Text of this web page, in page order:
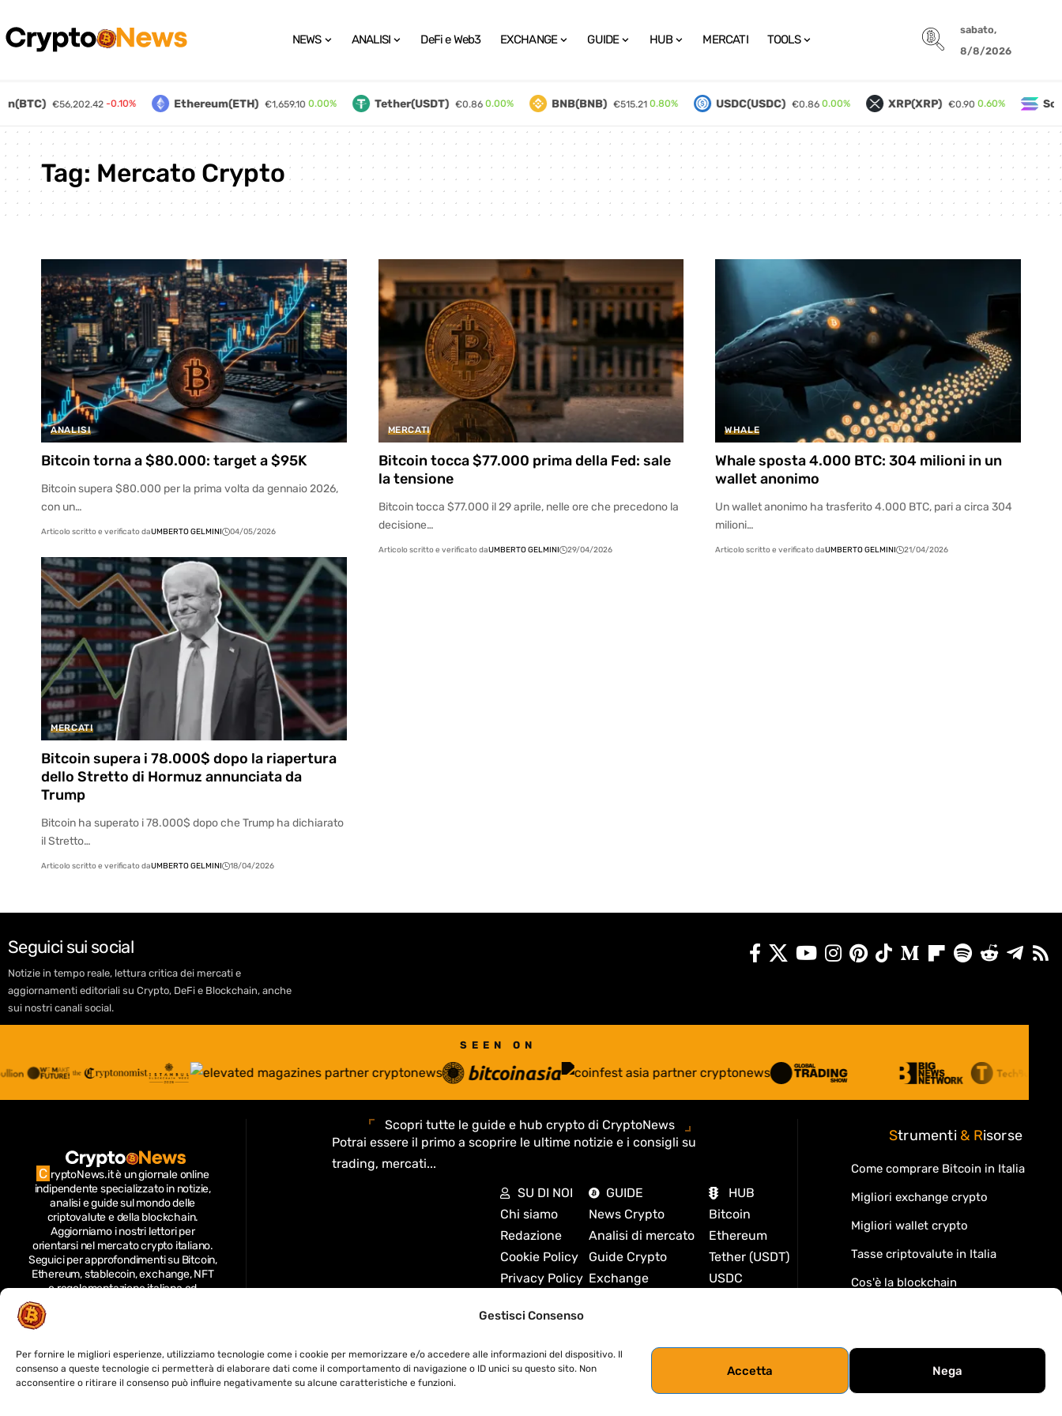
Gestisci Consenso
Per fornire le migliori esperienze, utilizziamo tecnologie come i cookie per memorizzare e/o accedere alle informazioni del dispositivo. Il
consenso a queste tecnologie ci permetterà di elaborare dati come il comportamento di navigazione o ID unici su questo sito. Non
acconsentire o ritirare il consenso può influire negativamente su alcune caratteristiche e funzioni.
Accetta Nega
NEWS ANALISI DeFi e Web3 EXCHANGE GUIDE HUB MERCATI TOOLS
sabato,
8/8/2026
€56,202.42 -0.10% Ethereum(ETH) €1,659.10 0.00% Tether(USDT) €0.86 0.00% BNB(BNB) €515.21 0.80% USDC(USDC) €0.86 0.00% XRP(XRP) €0.90 0.60%
Tag: Mercato Crypto
ANALISI
Bitcoin torna a $80.000: target a $95K
Bitcoin supera $80.000 per la prima volta da gennaio 2026,
con un…
Articolo scritto e verificato daUMBERTO GELMINI 04/05/2026
MERCATI
Bitcoin tocca $77.000 prima della Fed: sale
la tensione
Bitcoin tocca $77.000 il 29 aprile, nelle ore che precedono la
decisione…
Articolo scritto e verificato daUMBERTO GELMINI 29/04/2026
WHALE
Whale sposta 4.000 BTC: 304 milioni in un
wallet anonimo
Un wallet anonimo ha trasferito 4.000 BTC, pari a circa 304
milioni…
Articolo scritto e verificato daUMBERTO GELMINI 21/04/2026
MERCATI
Bitcoin supera i 78.000$ dopo la riapertura
dello Stretto di Hormuz annunciata da
Trump
Bitcoin ha superato i 78.000$ dopo che Trump ha dichiarato
il Stretto…
Articolo scritto e verificato daUMBERTO GELMINI 18/04/2026
Seguici sui social
Notizie in tempo reale, lettura critica dei mercati e
aggiornamenti editoriali su Crypto, DeFi e Blockchain, anche
sui nostri canali social.
SEEN ON
C ryptoNews.it è un giornale online
indipendente specializzato in notizie,
analisi e guide sul mondo delle
criptovalute e della blockchain.
Aggiorniamo i nostri lettori per
orientarsi nel mercato crypto italiano.
Seguici per approfondimenti su Bitcoin,
Ethereum, stablecoin, exchange, NFT
e regolamentazione italiana ed
europea; offriamo analisi di mercato,
guide per investitori e aggiornamenti
su sicurezza e tecnologia blockchain.
Scopri tutte le guide e hub crypto di CryptoNews
Potrai essere il primo a scoprire le ultime notizie e i consigli su
trading, mercati...
HUB
Bitcoin
Ethereum
Tether (USDT)
USDC
Venice
GUIDE
News Crypto
Analisi di mercato
Guide Crypto
Exchange
Biografie Crypto
Regolamentazione
SU DI NOI
Chi siamo
Redazione
Cookie Policy
Privacy Policy
Contatti
Sitemap
Strumenti & Risorse
Come comprare Bitcoin in Italia
Migliori exchange crypto
Migliori wallet crypto
Tasse criptovalute in Italia
Cos'è la blockchain
Crypto card: custodial o self-custody